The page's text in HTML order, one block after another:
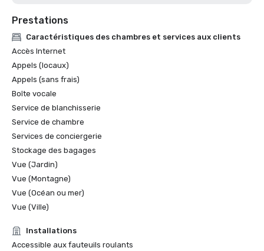
Prestations
Caractéristiques des chambres et services aux clients
Accès Internet
Appels (locaux)
Appels (sans frais)
Boîte vocale
Service de blanchisserie
Service de chambre
Services de conciergerie
Stockage des bagages
Vue (Jardin)
Vue (Montagne)
Vue (Océan ou mer)
Vue (Ville)
Installations
Accessible aux fauteuils roulants